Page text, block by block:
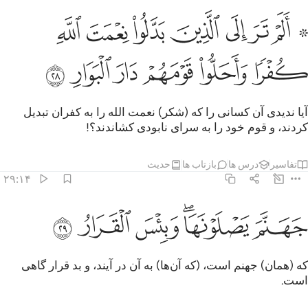
۞ الم تر الى الذين بدلوا نعمت الله كفرا واحلوا قومهم دار البوار ٢٨
۞ أَلَمْ تَرَ إِلَى ٱلَّذِينَ بَدَّلُوا۟ نِعْمَتَ ٱللَّهِ كُفْرًۭا وَأَحَلُّوا۟
ﱲ ﱳﱴﱵﱶﱷﱸﱹ
ﱺﱻﱼﱽﱾﱿ
آیا ندیدی آن کسانی را که (شکر) نعمت الله را به کفران تبدیل
کردند، و قوم خود را به سرای نابودی کشاندند؟!
تفاسیر درس ها بازتاب ها حدیث
۲۹:۱۴
جهنم يصلونها وبيس القرار ٢٩
جَهَنَّمَ يَصْلَوْنَهَا ۖ وَبِئْسَ ٱلْقَرَارُ ٢٩
ﲀﲁﲂﲃﲄﲅ
که (همان) جهنم است، (که آن‌ها) به آن در آیند، و بد قرار گاهی
است.